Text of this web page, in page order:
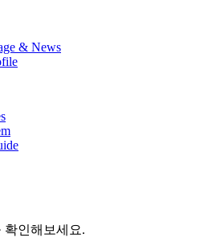
& News
확인해보세요.